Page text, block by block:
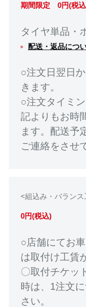
期間限定 0円(税
タイヤ単品・
配送・返品につ
○注文日翌日
きます。
○注文タイミ
記よりもお時
ます。配送予
ご連絡をさせ
<組込み・バランス
0円(税込)
○店舗にてお
は取付け工賃
〇取付チケッ
時は、1注文
さい。